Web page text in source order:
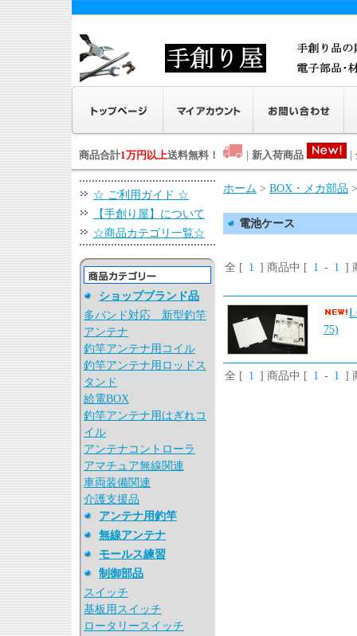
商品合計1万円以上送料無料！ 新入荷商品
☆ ご利用ガイド ☆
【手創り屋】について
☆商品カテゴリ一覧☆
ショップブランド品
多バンド対応 新型釣竿
アンテナ
釣竿アンテナ用コイル
釣竿アンテナ用ロッドス
タンド
給電BOX
釣竿アンテナ用はぎれコ
イル
アンテナコントローラ
アマチュア無線関連
車両装備関連
介護支援品
アンテナ用釣竿
無線アンテナ
モールス練習
制御部品
スイッチ
基板用スイッチ
ロータリースイッチ
ホーム > BOX・メカ部品
電池ケース
全 [ 1 ] 商品中 [ 1 - 1 ]
75)
全 [ 1 ] 商品中 [ 1 - 1 ]